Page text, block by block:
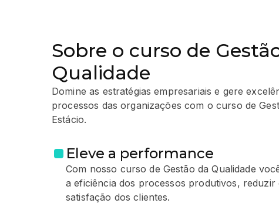
Sobre o curso de
Qualidade
Domine as estratégias empresariais e gere
processos das organizações com o curso de
Estácio.
Eleve a performance
Com nosso curso de Gestão da Qualidade
a eficiência dos processos produtivos, reduzir
satisfação dos clientes.